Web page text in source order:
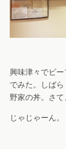
興味津々でビ
でみた。しば
野家の丼。さて
じゃじゃーん。